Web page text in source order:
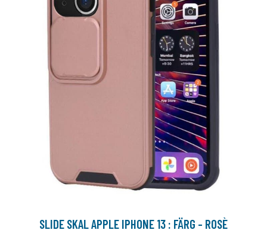
SLIDE SKAL APPLE IPHONE 13 : FÄRG - ROSÈ